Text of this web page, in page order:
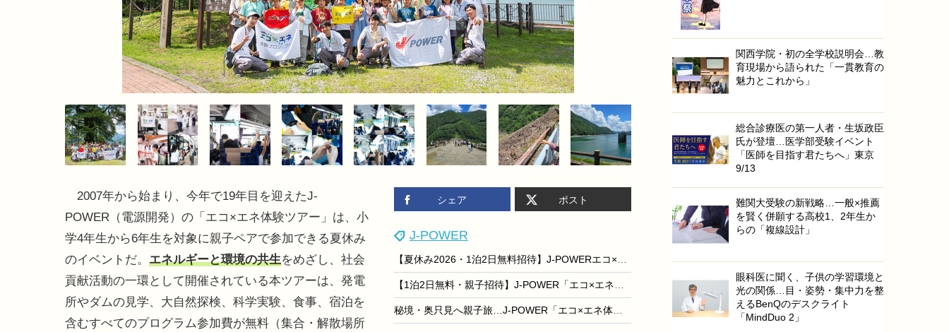
シェア ポスト
J-POWER
【夏休み2026・1泊2日無料招待】J-POWERエコ×エネ体験ツアー御母衣・奥只見…親子で学ぶ森と水と電気のつながり
【1泊2日無料・親子招待】J-POWER「エコ×エネ体験ツアー」森と水と電気のつながりを体験
秘境・奥只見へ親子旅…J-POWER「エコ×エネ体験ツアー」で森と水と電気のつながりを体験
2007年から始まり、今年で19年目を迎えたJ-
POWER（電源開発）の「エコ×エネ体験ツアー」は、小
学4年生から6年生を対象に親子ペアで参加できる夏休み
のイベントだ。 エネルギーと環境の共生をめざし、社会
貢献活動の一環として開催されている本ツアーは、発電
所やダムの見学、大自然探検、科学実験、食事、宿泊を
含むすべてのプログラム参加費が無料（集合・解散場所
関西学院・初の全学校説明会…教
育現場から語られた「一貫教育の
魅力とこれから」
総合診療医の第一人者・生坂政臣
氏が登壇…医学部受験イベント
「医師を目指す君たちへ」東京
9/13
難関大受験の新戦略…一般×推薦
を賢く併願する高校1、2年生か
らの「複線設計」
眼科医に聞く、子供の学習環境と
光の関係…目・姿勢・集中力を整
えるBenQのデスクライト
「MindDuo 2」